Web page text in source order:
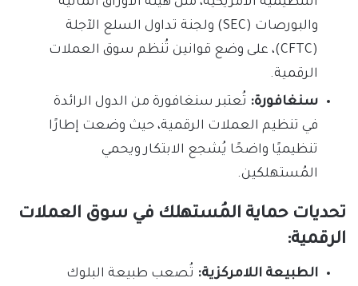
والبورصات (SEC) ولجنة تداول السلع الآجلة
(CFTC)، على وضع قوانين تُنظم سوق العملات
الرقمية.
سنغافورة: تُعتبر سنغافورة من الدول الرائدة
في تنظيم العملات الرقمية، حيث وضعت إطارًا
تنظيميًا واضحًا يُشجع الابتكار ويحمي
المُستهلكين.
تحديات حماية المُستهلك في سوق العملات
الرقمية:
الطبيعة اللامركزية: تُصعب طبيعة البلوك